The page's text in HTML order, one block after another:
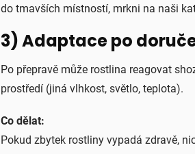
do tmavších místností, mrkni na naši
3) Adaptace po
Po přepravě může rostlina reagovat
prostředí (jiná vlhkost, světlo, teplota).
Co dělat:
Pokud zbytek rostliny vypadá zdravě,